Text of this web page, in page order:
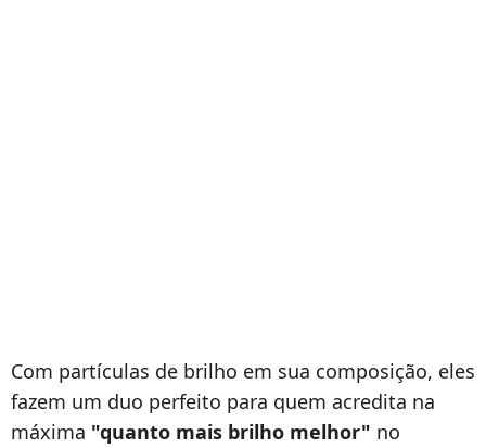
Com partículas de brilho em sua composição, eles
fazem um duo perfeito para quem acredita na
máxima "quanto mais brilho melhor" no